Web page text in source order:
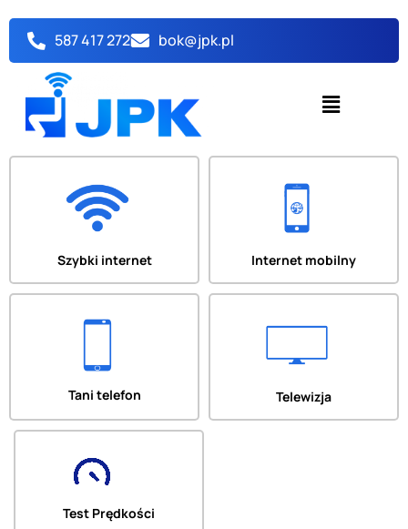
treści
587 417 272 bok@jpk.pl
Menu
Szybki internet Internet mobilny
Tani telefon Telewizja
Test Prędkości